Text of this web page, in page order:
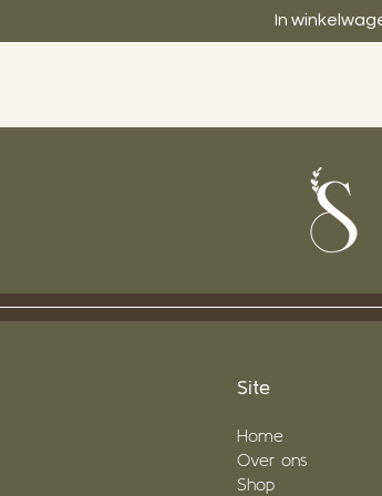
In
Site
Home
Over ons
Shop